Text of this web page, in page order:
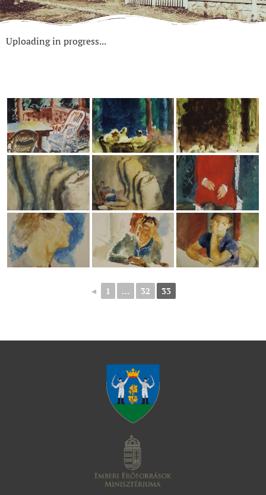
Uploading in progress...
◄ 1 … 32 33